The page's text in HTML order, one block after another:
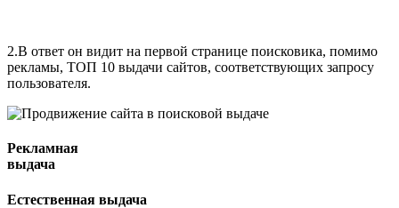
2.В ответ он видит на первой странице поисковика, помимо
рекламы, ТОП 10 выдачи сайтов, соответствующих запросу
пользователя.
Рекламная
выдача
Естественная выдача